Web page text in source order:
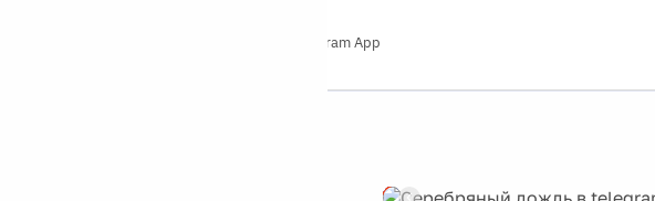
Telegram App